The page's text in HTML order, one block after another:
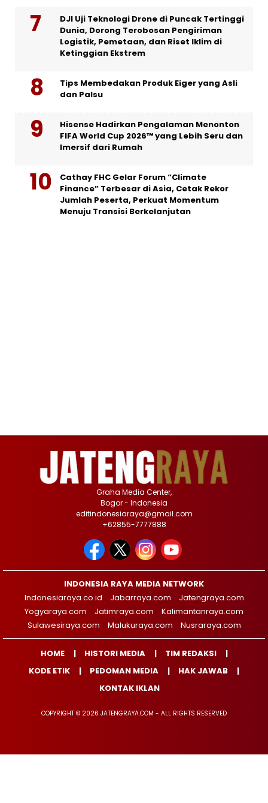
DJI Uji Teknologi Drone di Puncak Tertinggi
Dunia, Dorong Terobosan Pengiriman
Logistik, Pemetaan, dan Riset Iklim di
Ketinggian Ekstrem
Tips Membedakan Produk Eiger yang Asli
dan Palsu
Hisense Hadirkan Pengalaman Menonton
FIFA World Cup 2026™ yang Lebih Seru dan
Imersif dari Rumah
Cathay FHC Gelar Forum “Climate
Finance” Terbesar di Asia, Cetak Rekor
Jumlah Peserta, Perkuat Momentum
Menuju Transisi Berkelanjutan
Graha Media Center,
Bogor - Indonesia
editindonesiaraya@gmail.com
+62855-7777888
INDONESIA RAYA MEDIA NETWORK
Indonesiaraya.co.id
Jabarraya.com
Jatengraya.com
Yogyaraya.com
Jatimraya.com
Kalimantanraya.com
Sulawesiraya.com
Malukuraya.com Nusraraya.com
HOME HISTORI MEDIA
TIM REDAKSI
KODE ETIK
PEDOMAN MEDIA
HAK JAWAB
KONTAK IKLAN
COPYRIGHT © 2026 JATENGRAYA.COM - ALL RIGHTS RESERVED